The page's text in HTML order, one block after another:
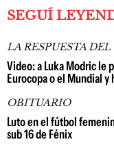
SEGUÍ
LA RESPUESTA
Video: a Luka Modric le
Eurocopa o el Mundial y
OBITUARIO
Luto en el fútbol
sub 16 de Fénix